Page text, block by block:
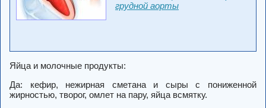
грудной аорты
Яйца и молочные продукты:
Да: кефир, нежирная сметана и сыры с пониженной
жирностью, творог, омлет на пару, яйца всмятку.